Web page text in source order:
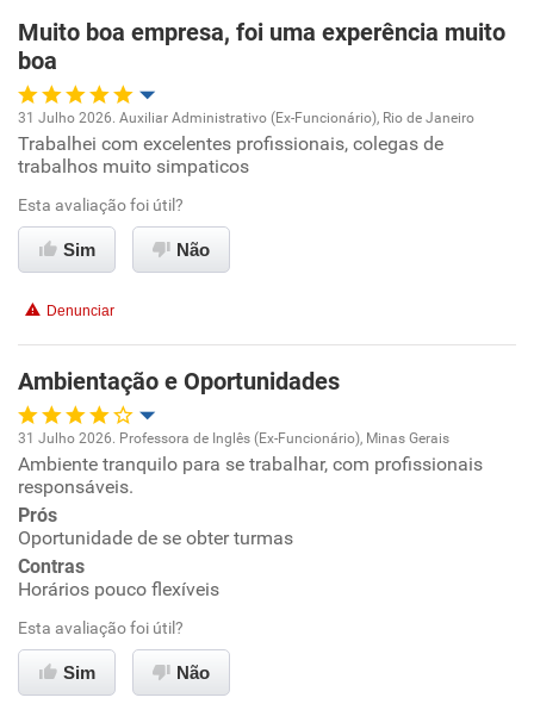
Recomenda esta empresa
Muito boa empresa, foi uma experência muito
boa
Oportunidade de promoção
Ambiente de trabalho
Conciliação com a vida familiar
Recomenda esta empresa
Recomenda a diretoria
31 Julho 2026. Auxiliar Administrativo (Ex-Funcionário), Rio de Janeiro
Trabalhei com excelentes profissionais, colegas de
trabalhos muito simpaticos
Esta avaliação foi útil?
Sim Não
Denunciar
Ambientação e Oportunidades
Oportunidade de promoção
Ambiente de trabalho
Conciliação com a vida familiar
Benefícios
31 Julho 2026. Professora de Inglês (Ex-Funcionário), Minas Gerais
Ambiente tranquilo para se trabalhar, com profissionais
responsáveis.
Prós
Oportunidade de se obter turmas
Contras
Horários pouco flexíveis
Esta avaliação foi útil?
Sim Não